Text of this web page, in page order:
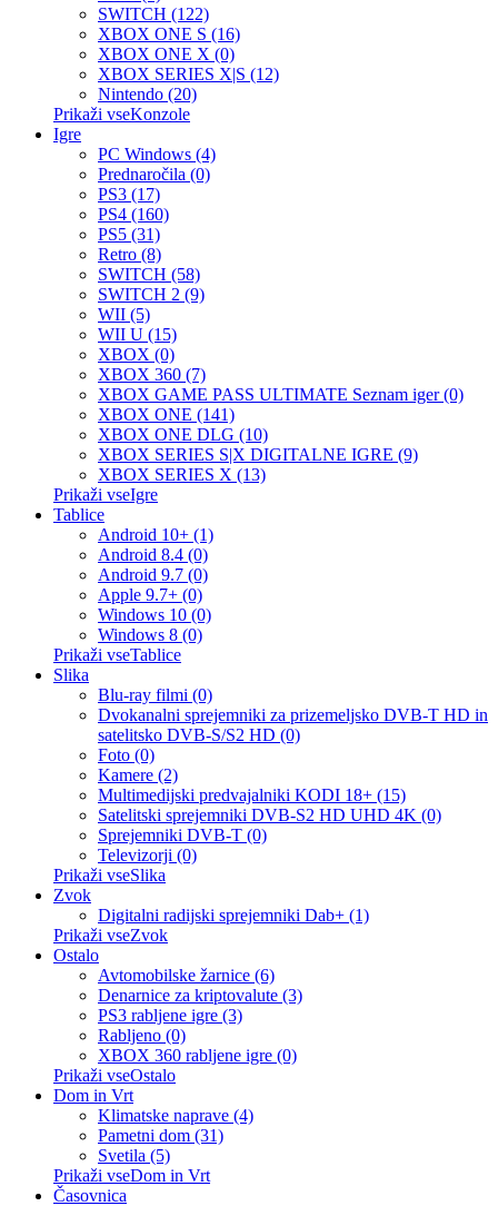
SWITCH (122)
XBOX ONE S (16)
XBOX ONE X (0)
XBOX SERIES X|S (12)
Nintendo (20)
Prikaži vseKonzole
Igre
PC Windows (4)
Prednaročila (0)
PS3 (17)
PS4 (160)
PS5 (31)
Retro (8)
SWITCH (58)
SWITCH 2 (9)
WII (5)
WII U (15)
XBOX (0)
XBOX 360 (7)
XBOX GAME PASS ULTIMATE Seznam iger (0)
XBOX ONE (141)
XBOX ONE DLG (10)
XBOX SERIES S|X DIGITALNE IGRE (9)
XBOX SERIES X (13)
Prikaži vseIgre
Tablice
Android 10+ (1)
Android 8.4 (0)
Android 9.7 (0)
Apple 9.7+ (0)
Windows 10 (0)
Windows 8 (0)
Prikaži vseTablice
Slika
Blu-ray filmi (0)
Dvokanalni sprejemniki za prizemeljsko DVB-T HD in
satelitsko DVB-S/S2 HD (0)
Foto (0)
Kamere (2)
Multimedijski predvajalniki KODI 18+ (15)
Satelitski sprejemniki DVB-S2 HD UHD 4K (0)
Sprejemniki DVB-T (0)
Televizorji (0)
Prikaži vseSlika
Zvok
Digitalni radijski sprejemniki Dab+ (1)
Prikaži vseZvok
Ostalo
Avtomobilske žarnice (6)
Denarnice za kriptovalute (3)
PS3 rabljene igre (3)
Rabljeno (0)
XBOX 360 rabljene igre (0)
Prikaži vseOstalo
Dom in Vrt
Klimatske naprave (4)
Pametni dom (31)
Svetila (5)
Prikaži vseDom in Vrt
Časovnica